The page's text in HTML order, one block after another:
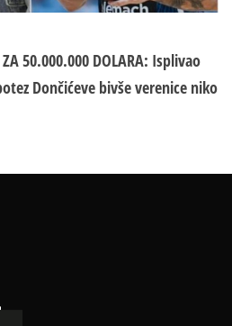
50.000.000 DOLARA: Isplivao
Dončićeve bivše verenice niko